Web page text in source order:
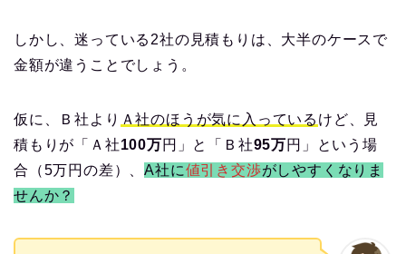
しかし、迷っている2社の見積もりは、大半のケースで
金額が違うことでしょう。
仮に、Ｂ社より Ａ社のほうが気に入っている けど、見
積もりが「Ａ社100万円」と「Ｂ社95万円」という場
合（5万円の差）、A社に値引き交渉がしやすくなりま
せんか？